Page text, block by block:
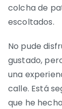
colcha de
escoltados.
No pude
gustado,
una
calle. Está
que he